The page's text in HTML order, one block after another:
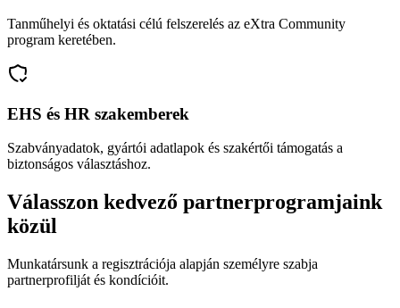
Tanműhelyi és oktatási célú felszerelés az eXtra Community
program keretében.
EHS és HR szakemberek
Szabványadatok, gyártói adatlapok és szakértői támogatás a
biztonságos választáshoz.
Válasszon kedvező partnerprogramjaink
közül
Munkatársunk a regisztrációja alapján személyre szabja
partnerprofilját és kondícióit.